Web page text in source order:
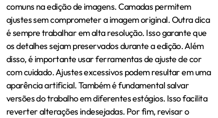
comuns na edição de imagens. Camadas permitem
ajustes sem comprometer a imagem original. Outra dica
é sempre trabalhar em alta resolução. Isso garante que
os detalhes sejam preservados durante a edição. Além
disso, é importante usar ferramentas de ajuste de cor
com cuidado. Ajustes excessivos podem resultar em uma
aparência artificial. Também é fundamental salvar
versões do trabalho em diferentes estágios. Isso facilita
reverter alterações indesejadas. Por fim, revisar o